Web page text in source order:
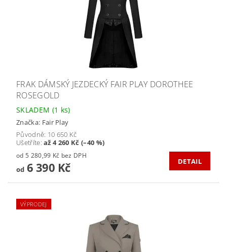
FRAK DÁMSKÝ JEZDECKÝ FAIR PLAY DOROTHEE
ROSEGOLD
SKLADEM (1 ks)
Značka: Fair Play
Původně: 10 650 Kč
Ušetříte:až 4 260 Kč (–40 %)
od 5 280,99 Kč bez DPH
od6 390 Kč DETAIL
VÝPRODEJ